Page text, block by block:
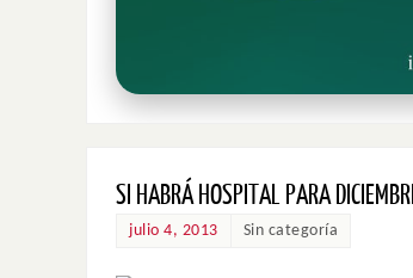
SI HABRÁ HOSPITAL PARA
julio 4, 2013 Sin categoría